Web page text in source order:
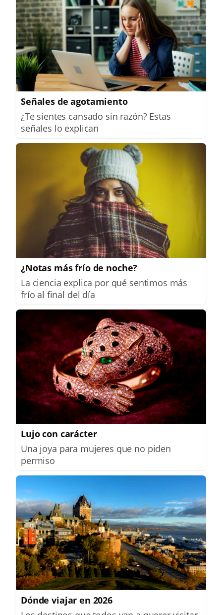
Señales de agotamiento
¿Te sientes cansado sin razón? Estas
señales lo explican
¿Notas más frío de noche?
La ciencia explica por qué sentimos más
frío al final del día
Lujo con carácter
Una joya para mujeres que no piden
permiso
Dónde viajar en 2026